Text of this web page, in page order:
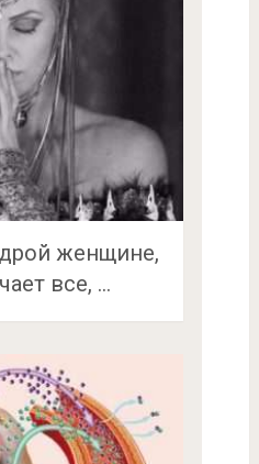
женщине,
все, …